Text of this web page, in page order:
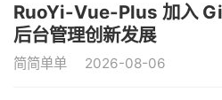
RuoYi-Vue-Plus 加入
后台管理创新发展
简简单单 2026-08-06